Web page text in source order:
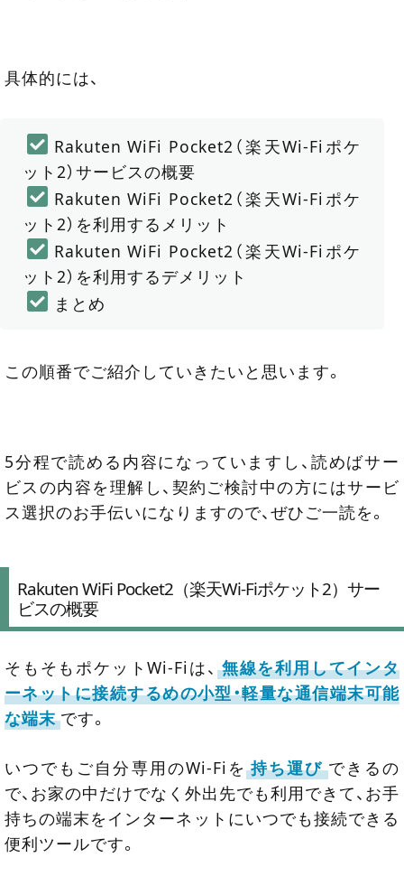
具体的には、
Rakuten WiFi Pocket2（楽天Wi-Fiポケ
ット2）サービスの概要
Rakuten WiFi Pocket2（楽天Wi-Fiポケ
ット2）を利用するメリット
Rakuten WiFi Pocket2（楽天Wi-Fiポケ
ット2）を利用するデメリット
まとめ
この順番でご紹介していきたいと思います。
5分程で読める内容になっていますし、読めばサー
ビスの内容を理解し、契約ご検討中の方にはサービ
ス選択のお手伝いになりますので、ぜひご一読を。
Rakuten WiFi Pocket2（楽天Wi-Fiポケット2）サー
ビスの概要
そもそもポケットWi-Fiは、 無線を利用してインタ
ーネットに接続するめの小型・軽量な通信端末可能
な端末 です。
いつでもご自分専用のWi-Fiを 持ち運び できるの
で、お家の中だけでなく外出先でも利用できて、お手
持ちの端末をインターネットにいつでも接続できる
便利ツールです。